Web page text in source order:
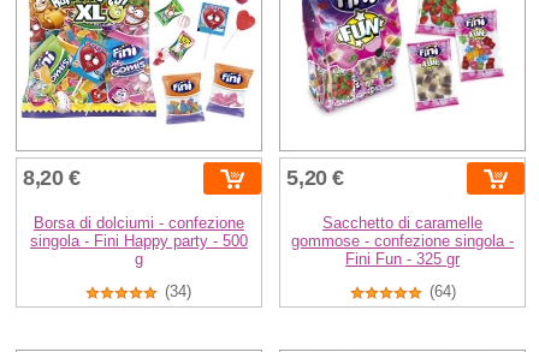
8,20 €
Borsa di dolciumi - confezione
singola - Fini Happy party - 500
g
(34)
5,20 €
Sacchetto di caramelle
gommose - confezione singola -
Fini Fun - 325 gr
(64)